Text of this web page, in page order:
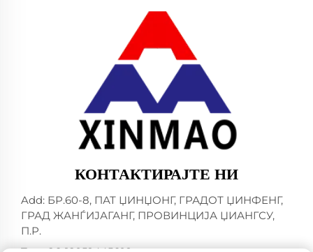
КОНТАКТИРАЈТЕ НИ
Add: БР.60-8, ПАТ ЏИНЏОНГ, ГРАДОТ ЏИНФЕНГ,
ГРАД ЖАНЃИЈАГАНГ, ПРОВИНЦИЈА ЏИАНГСУ,
П.Р.